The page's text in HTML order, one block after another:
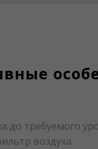
до требуемого
воздуха.